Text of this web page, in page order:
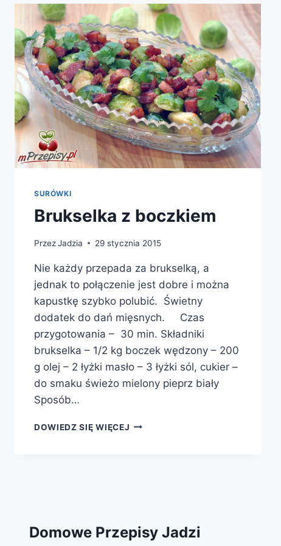
SURÓWKI
Brukselka z boczkiem
PrzezJadzia 29 stycznia 2015
Nie każdy przepada za brukselką, a
jednak to połączenie jest dobre i można
kapustkę szybko polubić. Świetny
dodatek do dań mięsnych. Czas
przygotowania – 30 min. Składniki
brukselka – 1/2 kg boczek wędzony – 200
g olej – 2 łyżki masło – 3 łyżki sól, cukier –
do smaku świeżo mielony pieprz biały
Sposób…
DOWIEDZ SIĘ WIĘCEJ BRUKSELKA
Domowe Przepisy Jadzi